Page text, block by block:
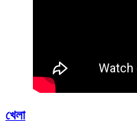
খেলা